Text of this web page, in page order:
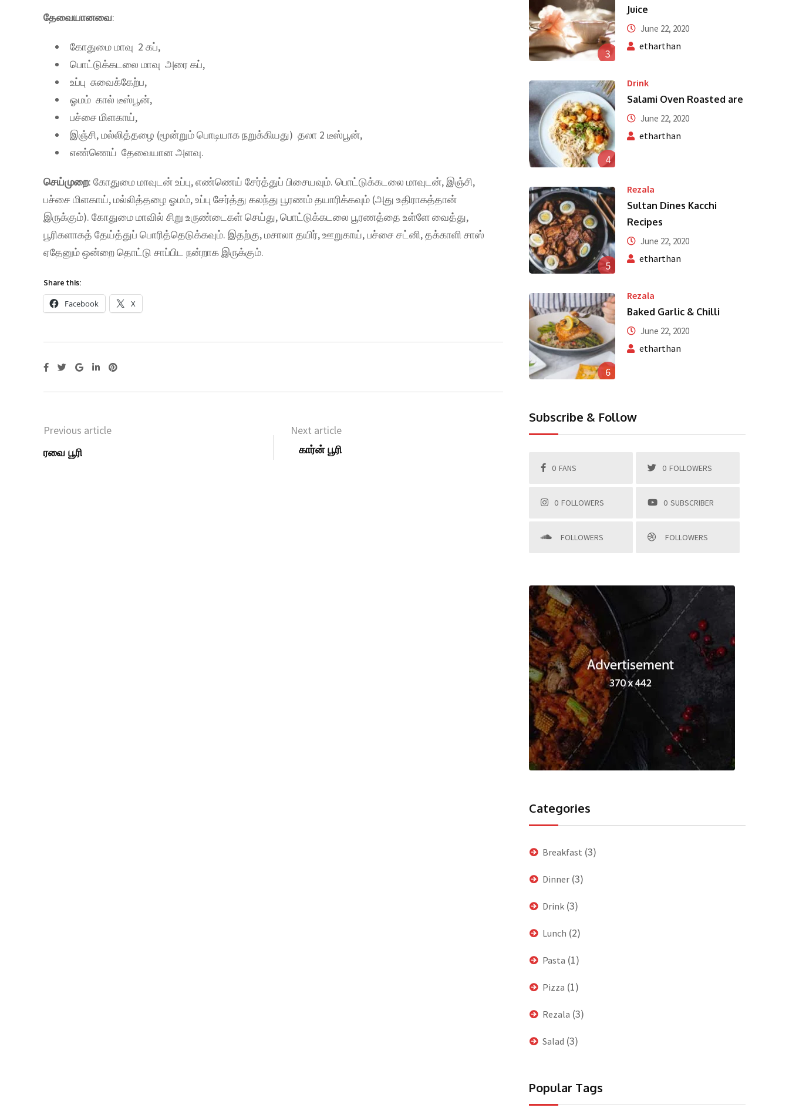
தேவையானவை:
கோதுமை மாவு 2 கப்,
பொட்டுக்கடலை மாவு அரை கப்,
உப்பு சுவைக்கேற்ப,
ஓமம் கால் டீஸ்பூன்,
பச்சை மிளகாய்,
இஞ்சி, மல்லித்தழை (மூன்றும் பொடியாக நறுக்கியது) தலா 2 டீஸ்பூன்,
எண்ணெய் தேவையான அளவு.
செய்முறை: கோதுமை மாவுடன் உப்பு, எண்ணெய் சேர்த்துப் பிசையவும். பொட்டுக்கடலை மாவுடன், இஞ்சி,
பச்சை மிளகாய், மல்லித்தழை ஓமம், உப்பு சேர்த்து கலந்து பூரணம் தயாரிக்கவும் (அது உதிராகத்தான்
இருக்கும்). கோதுமை மாவில் சிறு உருண்டைகள் செய்து, பொட்டுக்கடலை பூரணத்தை உள்ளே வைத்து,
பூரிகளாகத் தேய்த்துப் பொரித்தெடுக்கவும். இதற்கு, மசாலா தயிர், ஊறுகாய், பச்சை சட்னி, தக்காளி சாஸ்
ஏதேனும் ஒன்றை தொட்டு சாப்பிட நன்றாக இருக்கும்.
Share this:
Facebook X
Previous article
ரவை பூரி
Next article
கார்ன் பூரி
3
Juice
June 22, 2020
etharthan
4
Drink
Salami Oven Roasted are
June 22, 2020
etharthan
5
Rezala
Sultan Dines Kacchi
Recipes
June 22, 2020
etharthan
6
Rezala
Baked Garlic & Chilli
June 22, 2020
etharthan
Subscribe & Follow
0 FANS 0 FOLLOWERS
0 FOLLOWERS 0 SUBSCRIBER
FOLLOWERS FOLLOWERS
Categories
Breakfast (3)
Dinner(3)
Drink(3)
Lunch (2)
Pasta (1)
Pizza (1)
Rezala (3)
Salad (3)
Popular Tags